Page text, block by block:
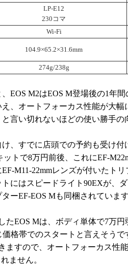
LP-E12
230コマ
Wi-Fi
104.9×65.2×31.6mm
274g/238g
EOS M2はEOS M登場後の1年
、オートフォーカス性能が大
言い切れないほどの使い勝手
、すでに店頭での予約も受け付
ットで8万円前後、これにEF-
M11-22mmレンズが付いたト
にはスピードライト90EXが、
ーEF-EOS Mも同梱されていま
たEOS Mは、ボディ単体で7万
格帯でのスタートと言えそう
ますので、オートフォーカス性
ません。